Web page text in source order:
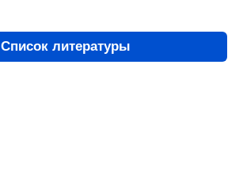
Список литературы